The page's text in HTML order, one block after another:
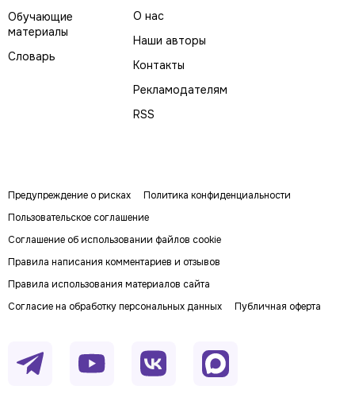
Обучающие
материалы
Словарь
О нас
Наши авторы
Контакты
Рекламодателям
RSS
Предупреждение о рисках
Политика конфиденциальности
Пользовательское соглашение
Соглашение об использовании файлов cookie
Правила написания комментариев и отзывов
Правила использования материалов сайта
Согласие на обработку персональных данных
Публичная оферта